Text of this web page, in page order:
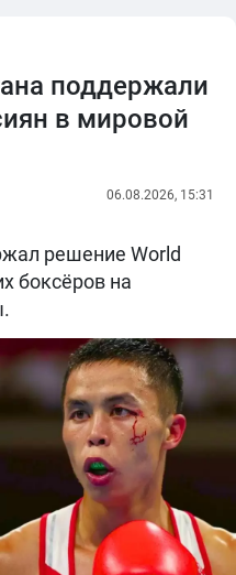
поддержали
в мировой
06.08.2026, 15:31
решение World
боксёров на